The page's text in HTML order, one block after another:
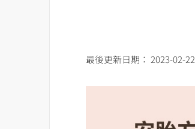
最後更新日期： 2023-02-22